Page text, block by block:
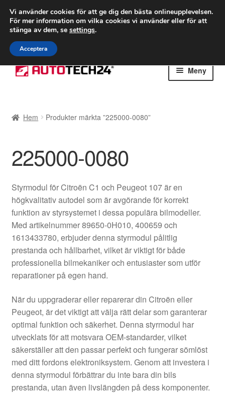
FRAKT från 75 kr
Världsomspännande frakt
Ring 766 924 713
Hoppa
till
Hoppa
till
Meny
Betalningar
Integritetspolicy
Kolla upp
Kontakt
Mitt konto
Reklamationsprocedur
Transport
Vagn
Världsomspännande frakt
Hem Produkter märkta ”225000-0080”
225000-0080
Styrmodul för Citroën C1 och Peugeot 107 är en
högkvalitativ autodel som är avgörande för korrekt
funktion av styrsystemet i dessa populära bilmodeller.
Med artikelnummer 89650-0H010, 400659 och
1613433780, erbjuder denna styrmodul pålitlig
prestanda och hållbarhet, vilket är viktigt för både
professionella bilmekaniker och entusiaster som utför
reparationer på egen hand.
När du uppgraderar eller reparerar din Citroën eller
Peugeot, är det viktigt att välja rätt delar som garanterar
optimal funktion och säkerhet. Denna styrmodul har
utvecklats för att motsvara OEM-standarder, vilket
säkerställer att den passar perfekt och fungerar sömlöst
med ditt fordons elektroniksystem. Genom att investera i
denna styrmodul förbättrar du inte bara din bils
prestanda, utan även livslängden på dess komponenter.
Vi använder cookies för att ge dig den bästa onlineupplevelsen.
För mer information om vilka cookies vi använder eller för att
stänga av dem, se settings.
Acceptera